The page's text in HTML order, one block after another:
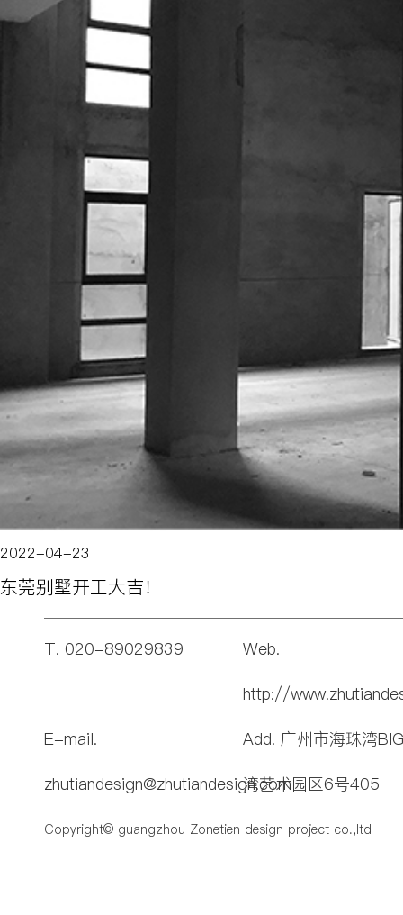
项目动态|东莞别墅开工大
2022-04-23
东莞别墅开工大吉！
T. 020-89029839
Web.
http://
E-mail.
zhutiandesign@zhutiandesign.com
Add. 广州市海珠湾
湾艺术园区6号405
Copyright© guangzhou Zonetien design project co.,ltd